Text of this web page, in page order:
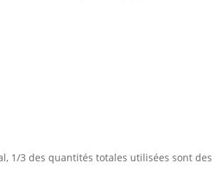
1/3 des quantités totales utilisées sont des